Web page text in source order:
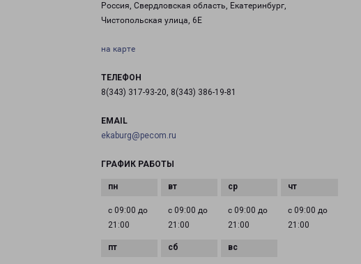
Россия, Свердловская область, Екатеринбург,
Чистопольская улица, 6Е
на карте
ТЕЛЕФОН
8(343) 317-93-20, 8(343) 386-19-81
EMAIL
ekaburg@pecom.ru
ГРАФИК РАБОТЫ
с 09:00 до
21:00
с 09:00 до
21:00
с 09:00 до
21:00
с 09:00 до
21:00